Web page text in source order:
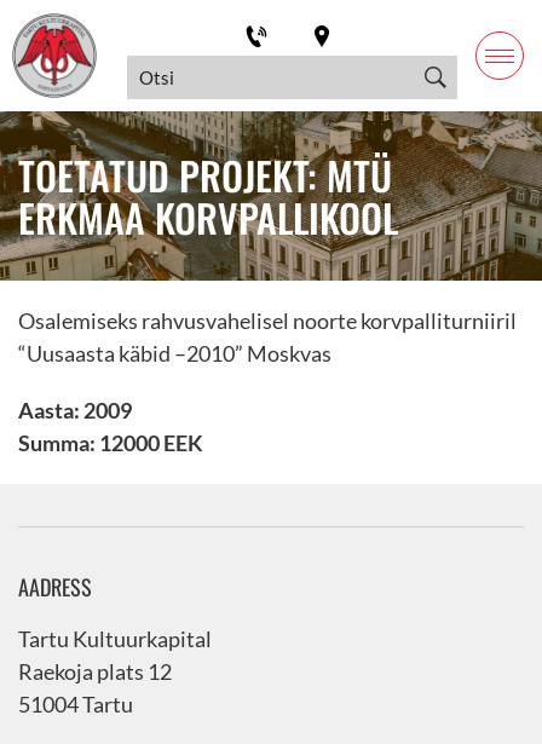
TOETATUD PROJEKT: MTÜ
ERKMAA KORVPALLIKOOL
Osalemiseks rahvusvahelisel noorte korvpalliturniiril
“Uusaasta käbid –2010” Moskvas
Aasta: 2009
Summa: 12000 EEK
AADRESS
Tartu Kultuurkapital
Raekoja plats 12
51004 Tartu